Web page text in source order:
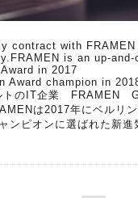
contract with FRAMEN
is an up-
in 2017
Award champion in
トのIT企業 FRAMEN
は2017年にベルリ
ンピオンに選ばれた新進